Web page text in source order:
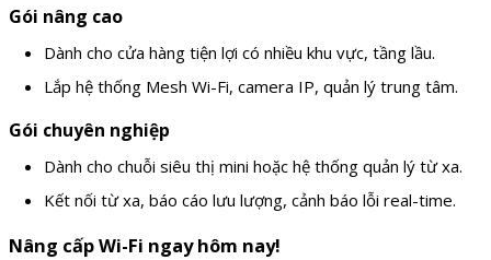
Gói nâng cao
Dành cho cửa hàng tiện lợi có nhiều khu vực, tầng lầu.
Lắp hệ thống Mesh Wi-Fi, camera IP, quản lý trung tâm.
Gói chuyên nghiệp
Dành cho chuỗi siêu thị mini hoặc hệ thống quản lý từ xa.
Kết nối từ xa, báo cáo lưu lượng, cảnh báo lỗi real-time.
Nâng cấp Wi-Fi ngay hôm nay!